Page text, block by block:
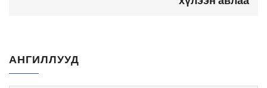
АНГИЛЛУУД